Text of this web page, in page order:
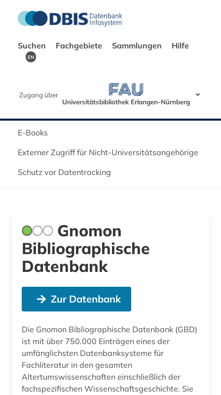
Suchen Fachgebiete Sammlungen Hilfe
EN
Zugang über
Universitätsbibliothek Erlangen-Nürnberg
E-Books
Externer Zugriff für Nicht-Universitätsangehörige
Schutz vor Datentracking
Gnomon
Bibliographische
Datenbank
Zur Datenbank
Die Gnomon Bibliographische Datenbank (GBD)
ist mit über 750.000 Einträgen eines der
umfänglichsten Datenbanksysteme für
Fachliteratur in den gesamten
Altertumswissenschaften einschließlich der
fachspezifischen Wissenschaftsgeschichte. Sie